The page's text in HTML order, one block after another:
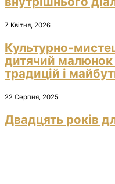
7 Квітня, 2026
Культурно-
дитячий малюнок
традицій і
22 Серпня, 2025
Двадцять років